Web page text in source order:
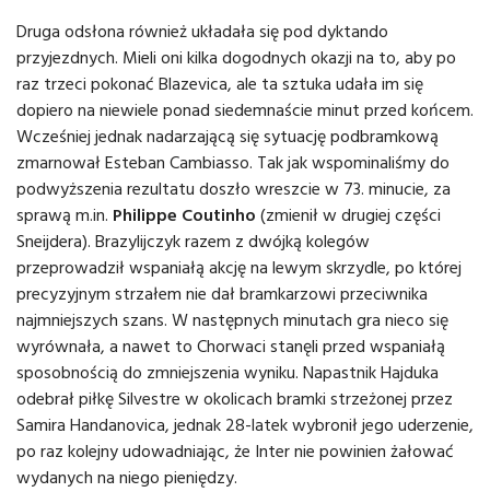
Druga odsłona również układała się pod dyktando
przyjezdnych. Mieli oni kilka dogodnych okazji na to, aby po
raz trzeci pokonać Blazevica, ale ta sztuka udała im się
dopiero na niewiele ponad siedemnaście minut przed końcem.
Wcześniej jednak nadarzającą się sytuację podbramkową
zmarnował Esteban Cambiasso. Tak jak wspominaliśmy do
podwyższenia rezultatu doszło wreszcie w 73. minucie, za
sprawą m.in. Philippe Coutinho (zmienił w drugiej części
Sneijdera). Brazylijczyk razem z dwójką kolegów
przeprowadził wspaniałą akcję na lewym skrzydle, po której
precyzyjnym strzałem nie dał bramkarzowi przeciwnika
najmniejszych szans. W następnych minutach gra nieco się
wyrównała, a nawet to Chorwaci stanęli przed wspaniałą
sposobnością do zmniejszenia wyniku. Napastnik Hajduka
odebrał piłkę Silvestre w okolicach bramki strzeżonej przez
Samira Handanovica, jednak 28-latek wybronił jego uderzenie,
po raz kolejny udowadniając, że Inter nie powinien żałować
wydanych na niego pieniędzy.